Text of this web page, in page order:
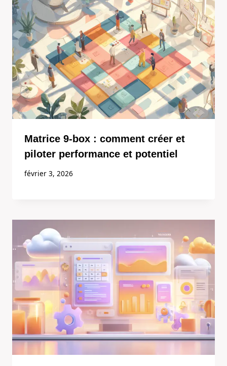
Matrice 9-box : comment créer et
piloter performance et potentiel
février 3, 2026